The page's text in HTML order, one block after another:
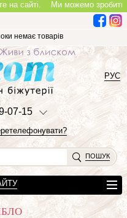
на сайті. Ми можемо зробити
немає товарів
07-15
РУС
ПОШУК